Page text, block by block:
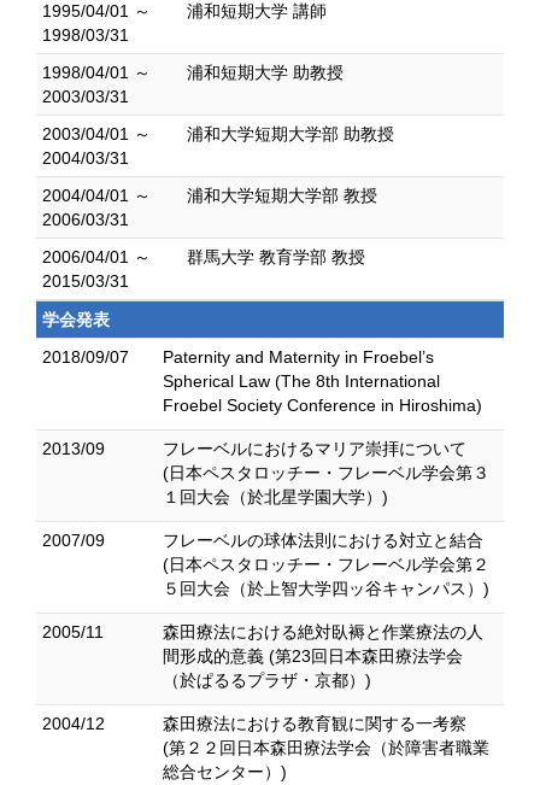
1995/04/01 ～
1998/03/31
浦和短期大学 講師
1998/04/01 ～
2003/03/31
浦和短期大学 助教授
2003/04/01 ～
2004/03/31
浦和大学短期大学部 助教授
2004/04/01 ～
2006/03/31
浦和大学短期大学部 教授
2006/04/01 ～
2015/03/31
群馬大学 教育学部 教授
学会発表
2018/09/07
Paternity and Maternity in Froebel’s
Spherical Law (The 8th International
Froebel Society Conference in Hiroshima)
2013/09
フレーベルにおけるマリア崇拝について
(日本ペスタロッチー・フレーベル学会第３
１回大会（於北星学園大学）)
2007/09
フレーベルの球体法則における対立と結合
(日本ペスタロッチー・フレーベル学会第２
５回大会（於上智大学四ッ谷キャンパス）)
2005/11
森田療法における絶対臥褥と作業療法の人
間形成的意義 (第23回日本森田療法学会
（於ぱるるプラザ・京都）)
2004/12
森田療法における教育観に関する一考察
(第２２回日本森田療法学会（於障害者職業
総合センター）)